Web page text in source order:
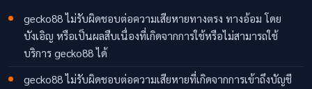
gecko88 ไม่รับผิดชอบต่อความเสียหายทางตรง ทางอ้อม โดย
บังเอิญ หรือเป็นผลสืบเนื่องที่เกิดจากการใช้หรือไม่สามารถใช้
บริการ gecko88 ได้
gecko88 ไม่รับผิดชอบต่อความเสียหายที่เกิดจากการเข้าถึงบัญชี